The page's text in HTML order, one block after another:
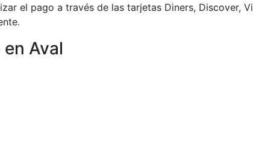
el pago a través de las tarjetas Diners, Discover,
Aval